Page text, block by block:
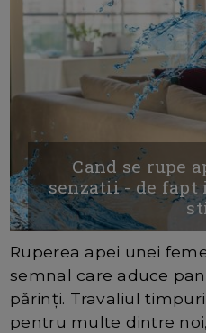
Cand se rupe
senzatii - de fapt
Ruperea apei unei
semnal care aduce
părinți. Travaliul
pentru multe dintre noi,